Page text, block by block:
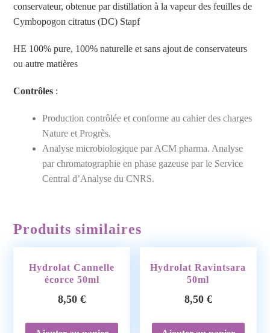
conservateur, obtenue par distillation à la vapeur des feuilles de
Cymbopogon citratus (DC) Stapf
HE 100% pure, 100% naturelle et sans ajout de conservateurs
ou autre matières
Contrôles :
Production contrôlée et conforme au cahier des charges
Nature et Progrès.
Analyse microbiologique par ACM pharma. Analyse
par chromatographie en phase gazeuse par le Service
Central d’Analyse du CNRS.
Produits similaires
Hydrolat Cannelle
écorce 50ml
8,50€
Hydrolat Ravintsara
50ml
8,50 €